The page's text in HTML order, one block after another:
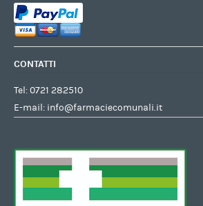
CONTATTI
Tel:0721 282510
E-mail: info@farmaciecomunali.it